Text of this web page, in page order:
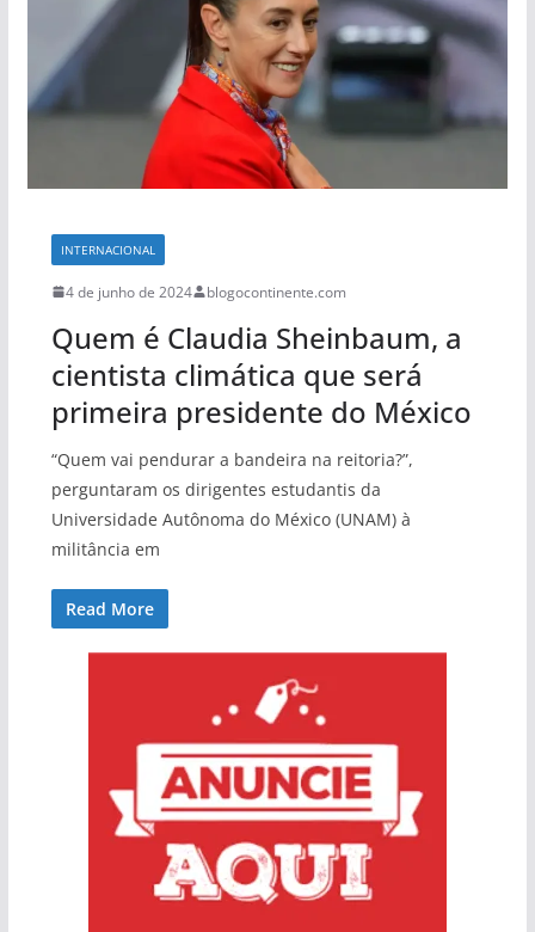
INTERNACIONAL
4 de junho de 2024 blogocontinente.com
Quem é Claudia Sheinbaum, a
cientista climática que será
primeira presidente do México
“Quem vai pendurar a bandeira na reitoria?”,
perguntaram os dirigentes estudantis da
Universidade Autônoma do México (UNAM) à
militância em
Read More